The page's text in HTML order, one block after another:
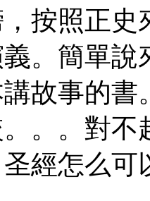
按照正史
。簡單
故事的書
。。對不
經怎么可